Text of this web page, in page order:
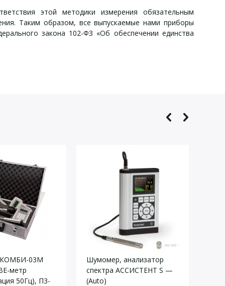
этой методики измерения обязательным
Таким образом, все выпускаемые нами приборы
закона 102-ФЗ «Об обеспечении единства
Nc, MTVV
спектр
Гц
спектр
1250 Гц
всех параметров. Мониторинг
измеряются одновременно. Специальные режимы
изменения эквивалентного уровня вектор
•
типов в автомобиле. Кроме радиометров радона.
КОМБИ-03М
метр
50Гц), П3-
Шумомер, анализатор
спектра АССИСТЕНТ S —
(Auto)